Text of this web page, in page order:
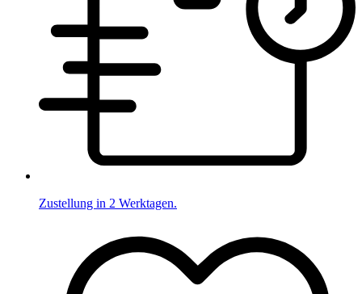
Zustellung in 2 Werktagen.